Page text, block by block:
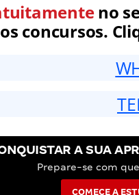
no
concursos.
A SUA
Prepare-se com
COMECE A